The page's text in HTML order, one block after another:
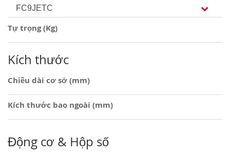
Tự trọng (Kg)
Kích thước
Chiều dài cơ sở (mm)
Kích thước bao ngoài (mm)
Động cơ & Hộp số